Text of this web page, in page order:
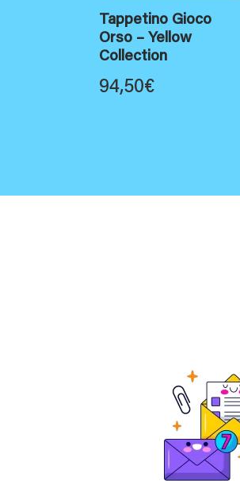
Tappetino Gioco
Orso – Yellow
Collection
94,50€